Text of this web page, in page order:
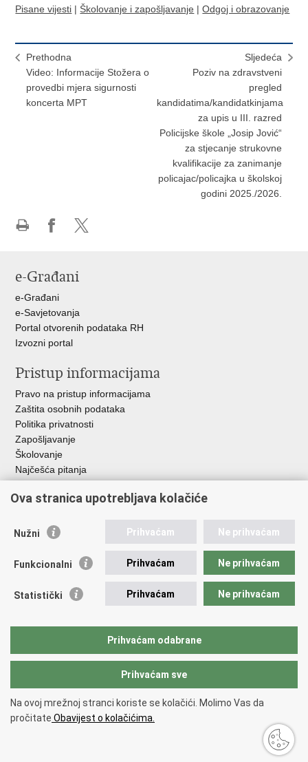
Pisane vijesti | Školovanje i zapošljavanje |Odgoj i obrazovanje
Prethodna
Video: Informacije Stožera o
provedbi mjera sigurnosti
koncerta MPT
Sljedeća
Poziv na zdravstveni
pregled
kandidatima/kandidatkinjama
za upis u III. razred
Policijske škole „Josip Jović“
za stjecanje strukovne
kvalifikacije za zanimanje
policajac/policajka u školskoj
godini 2025./2026.
Facebooku
X-
e-Građani
e-Građani
e-Savjetovanja
Portal otvorenih podataka RH
Izvozni portal
Pristup informacijama
Pravo na pristup informacijama
Zaštita osobnih podataka
Politika privatnosti
Zapošljavanje
Školovanje
Najčešća pitanja
Važne poveznice
EMN Nacionalna kontaktna točka za Republiku Hrvatsku
Policijska akademija
Zaklada policijske solidarnosti
Udruge
Copyright © 2026 Ministarstvo unutarnjih poslova Republike Hrvatske.
Uvjeti korištenja.Izjava o pristupačnosti
Ova stranica upotrebljava kolačiće
Nužni Prihvaćam Ne prihvaćam
Funkcionalni Prihvaćam Ne prihvaćam
Statistički Prihvaćam Ne prihvaćam
Prihvaćam odabrane
Prihvaćam sve
Na ovoj mrežnoj stranci koriste se kolačići. Molimo Vas da
pročitate Obavijest o kolačićima.